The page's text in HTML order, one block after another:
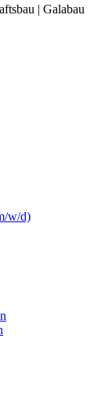
| Galabau
w/d)